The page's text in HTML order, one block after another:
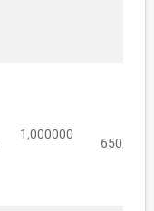
1,000000
650,00